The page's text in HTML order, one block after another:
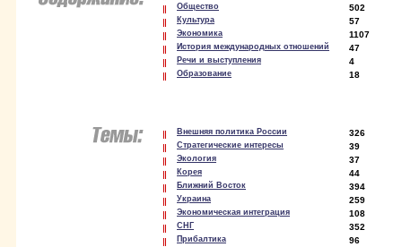
Общество 502
Культура 57
Экономика 1107
История международных отношений 47
Речи и выступления 4
Образование 18
Внешняя политика России 326
Стратегические интересы 39
Экология 37
Корея 44
Ближний Восток 394
Украина 259
Экономическая интеграция 108
СНГ 352
Прибалтика 96